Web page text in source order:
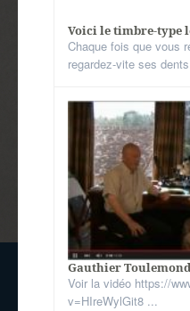
Voici le timbre-type
Chaque fois que vous
regardez-vite ses
Gauthier
Voir la vidéo https://
v=HIreWylGit8 ...